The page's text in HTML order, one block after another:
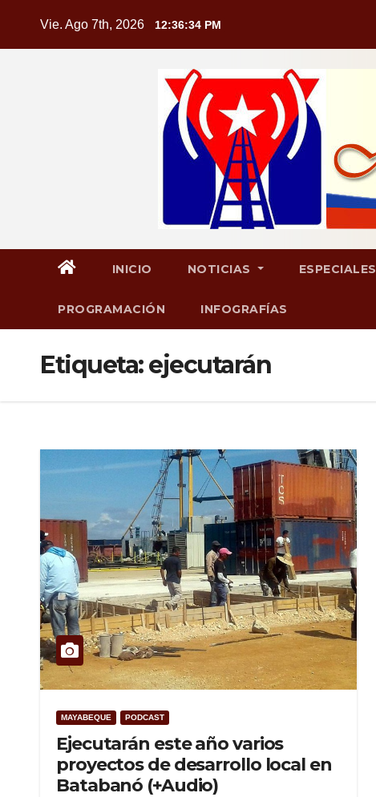
Vie. Ago 7th, 2026 12:36:35 PM
INICIO NOTICIAS ESPECIALES
PROGRAMACIÓN INFOGRAFÍAS
Etiqueta:ejecutarán
MAYABEQUE PODCAST
Ejecutarán este año varios
proyectos de desarrollo local en
Batabanó (+Audio)